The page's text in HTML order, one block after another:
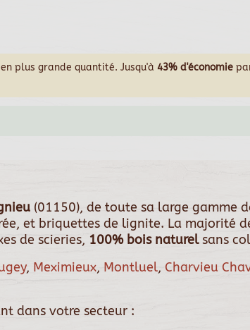
plus grande quantité. Jusqu'à 43% d'économie
(01150), de toute sa large gamme
et briquettes de lignite. La majorité
de scieries, 100% bois naturelsans
, Meximieux, Montluel, Charvieu
dans votre secteur :